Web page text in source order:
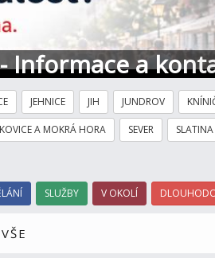
Informace a
JEHNICE JIH JUNDROV
A MOKRÁ HORA SEVER SLATINA
SLUŽBY V OKOLÍ
VŠE